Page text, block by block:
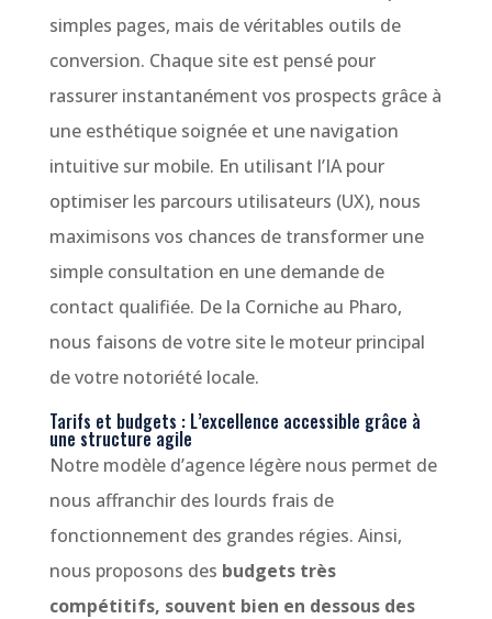
simples pages, mais de véritables outils de
conversion. Chaque site est pensé pour
rassurer instantanément vos prospects grâce à
une esthétique soignée et une navigation
intuitive sur mobile. En utilisant l’IA pour
optimiser les parcours utilisateurs (UX), nous
maximisons vos chances de transformer une
simple consultation en une demande de
contact qualifiée. De la Corniche au Pharo,
nous faisons de votre site le moteur principal
de votre notoriété locale.
Tarifs et budgets : L’excellence accessible grâce à
une structure agile
Notre modèle d’agence légère nous permet de
nous affranchir des lourds frais de
fonctionnement des grandes régies. Ainsi,
nous proposons des budgets très
compétitifs, souvent bien en dessous des